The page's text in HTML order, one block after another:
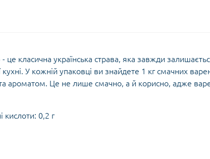
це класична українська страва, яка завжди
У кожній упаковці ви знайдете 1 кг смачних
ароматом. Це не лише смачно, а й корисно, адже
кислоти: 0,2 г